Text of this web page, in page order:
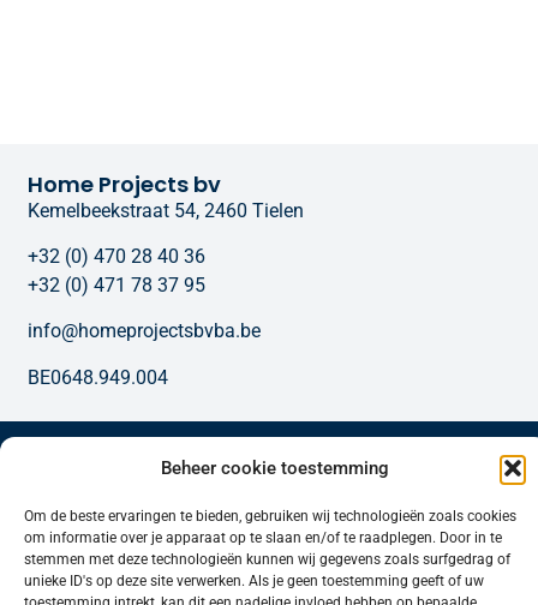
Beheer cookie toestemming
Om de beste ervaringen te bieden, gebruiken wij technologieën zoals cookies
om informatie over je apparaat op te slaan en/of te raadplegen. Door in te
stemmen met deze technologieën kunnen wij gegevens zoals surfgedrag of
unieke ID's op deze site verwerken. Als je geen toestemming geeft of uw
Home Projects bv
Kemelbeekstraat 54, 2460 Tielen
+32 (0) 470 28 40 36
+32 (0) 471 78 37 95
info@homeprojectsbvba.be
BE0648.949.004
Onze diensten